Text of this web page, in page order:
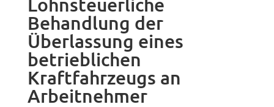
Lohnsteuerliche
Behandlung der
Überlassung eines
betrieblichen
Kraftfahrzeugs an
Arbeitnehmer